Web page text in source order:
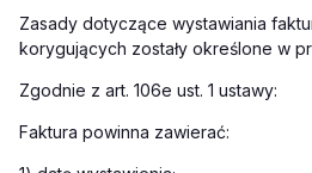
Zasady dotyczące wystawiania
korygujących zostały określone w
Zgodnie z art. 106e ust. 1 ustawy:
Faktura powinna zawierać: